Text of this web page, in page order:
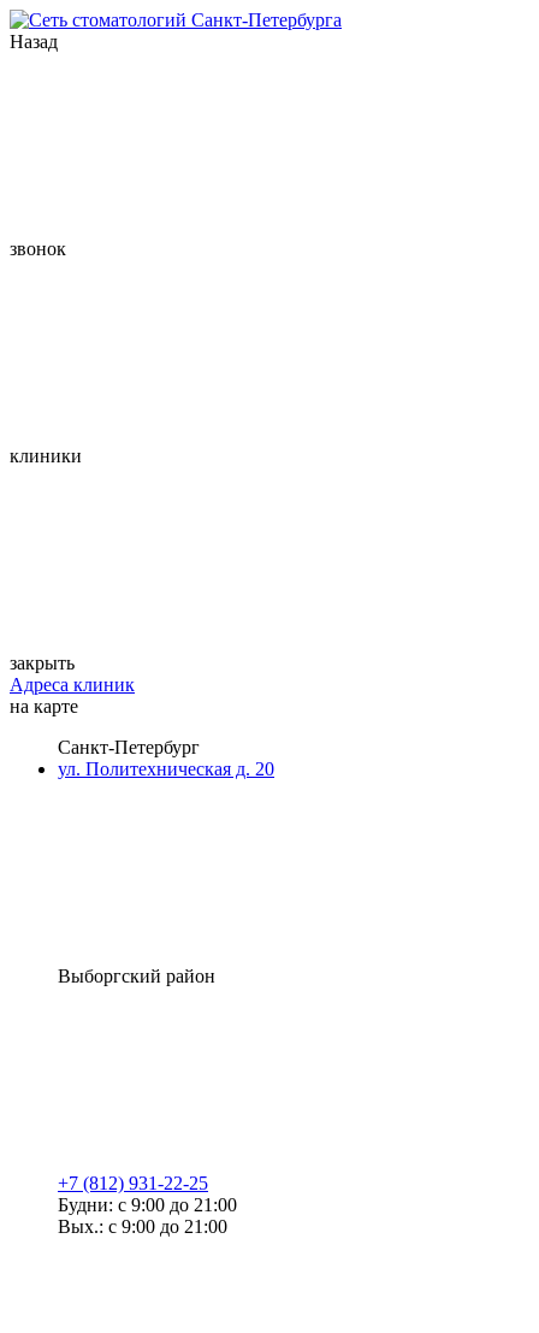
Назад
звонок
клиники
закрыть
Адреса клиник
на карте
Санкт-Петербург
ул. Политехническая д. 20
Выборгский район
+7 (812) 931-22-25
Будни: с 9:00 до 21:00
Вых.: с 9:00 до 21:00